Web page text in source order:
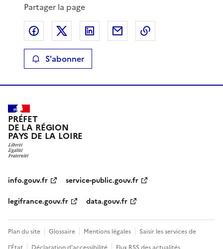
Partager la page
Partager sur Facebook
Partager sur XPartager sur LinkedIn
Partager par email
S'abonner
PRÉFET
DE LA RÉGION
PAYS DE LA LOIRE
info.gouv.fr
service-public.gouv.fr
legifrance.gouv.fr
data.gouv.fr
Plan du site Glossaire Mentions légales
Saisir les services de